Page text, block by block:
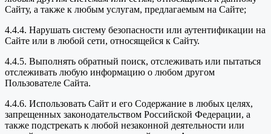
Сайту, а также к любым услугам, предлагаемым на Сайте;
4.4.4. Нарушать систему безопасности или аутентификации на
Сайте или в любой сети, относящейся к Сайту.
4.4.5. Выполнять обратный поиск, отслеживать или пытаться
отслеживать любую информацию о любом другом
Пользователе Сайта.
4.4.6. Использовать Сайт и его Содержание в любых целях,
запрещенных законодательством Российской Федерации, а
также подстрекать к любой незаконной деятельности или